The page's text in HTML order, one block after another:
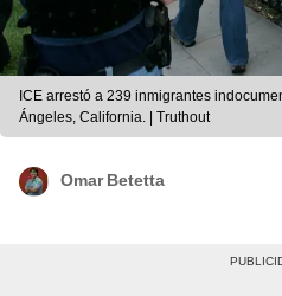
ICE arrestó a 239 inmigrantes
Ángeles, California. | Truthout
Omar Betetta